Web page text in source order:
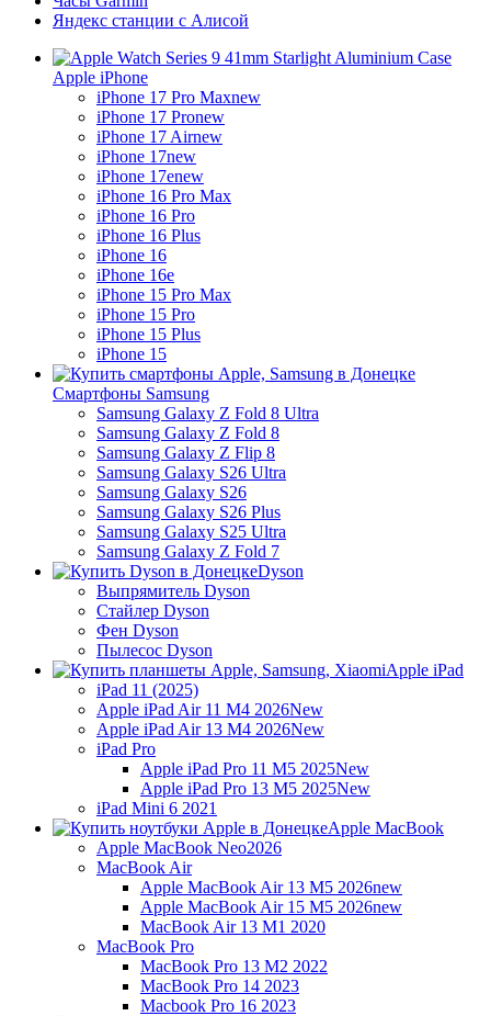
Яндекс станции с Алисой
Apple iPhone
iPhone 17 Pro Maxnew
iPhone 17 Pronew
iPhone 17 Airnew
iPhone 17new
iPhone 17enew
iPhone 16 Pro Max
iPhone 16 Pro
iPhone 16 Plus
iPhone 16
iPhone 16e
iPhone 15 Pro Max
iPhone 15 Pro
iPhone 15 Plus
iPhone 15
Смартфоны Samsung
Samsung Galaxy Z Fold 8 Ultra
Samsung Galaxy Z Fold 8
Samsung Galaxy Z Flip 8
Samsung Galaxy S26 Ultra
Samsung Galaxy S26
Samsung Galaxy S26 Plus
Samsung Galaxy S25 Ultra
Samsung Galaxy Z Fold 7
Dyson
Выпрямитель Dyson
Стайлер Dyson
Фен Dyson
Пылесос Dyson
Apple iPad
iPad 11 (2025)
Apple iPad Air 11 M4 2026New
Apple iPad Air 13 M4 2026New
iPad Pro
Apple iPad Pro 11 M5 2025New
Apple iPad Pro 13 M5 2025New
iPad Mini 6 2021
Apple MacBook
Apple MacBook Neo2026
MacBook Air
Apple MacBook Air 13 M5 2026new
Apple MacBook Air 15 M5 2026new
MacBook Air 13 M1 2020
MacBook Pro
MacBook Pro 13 M2 2022
MacBook Pro 14 2023
Macbook Pro 16 2023